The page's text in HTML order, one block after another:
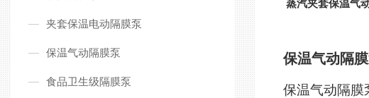
夹套保温电动隔膜泵
保温气动隔膜泵
食品卫生级隔膜泵
蒸汽夹套保温气
保温气动隔
保温气动隔膜